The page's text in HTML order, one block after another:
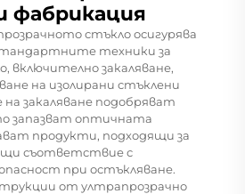
фабрикация
стъкло осигурява
техники за
включително закаляване,
на изолирани стъклени
закаляване подобряват
запазват оптичната
продукти, подходящи за
съответствие с
при остъкляване.
от ултрапрозрачно